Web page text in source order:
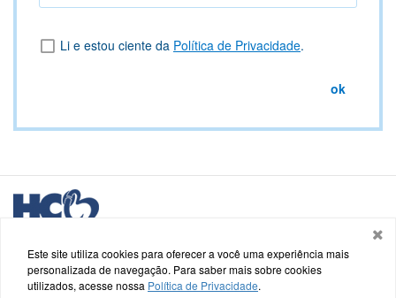
nome
Li e estou ciente da Política de Privacidade.
ok
Logo
HCB
Saldanha Marinho, nº 48, Centro - Cachoeira do Sul - RS
Termos de uso e Política de Privacidade
Este site utiliza cookies para oferecer a você uma experiência mais
personalizada de navegação. Para saber mais sobre cookies
utilizados, acesse nossa Política de Privacidade.